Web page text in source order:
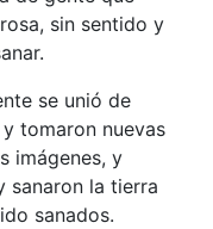
sin sentido y
se unió de
tomaron nuevas
imágenes, y
sanaron la tierra
sanados.